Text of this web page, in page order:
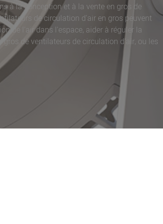
à la conception et à la vente en gros de
de circulation d'air en gros peuvent
de l'air dans l'espace, aider à réguler la
gros de ventilateurs de circulation d'air, ou les